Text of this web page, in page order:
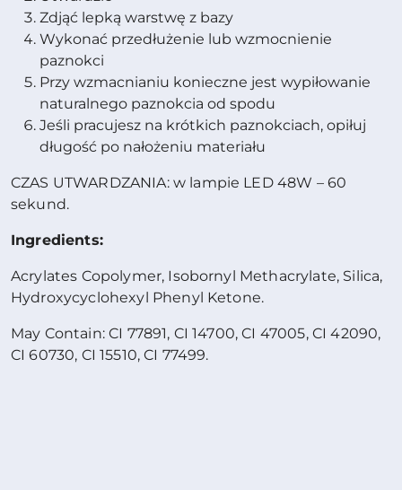
Zdjąć lepką warstwę z bazy
Wykonać przedłużenie lub wzmocnienie
paznokci
Przy wzmacnianiu konieczne jest wypiłowanie
naturalnego paznokcia od spodu
Jeśli pracujesz na krótkich paznokciach, opiłuj
długość po nałożeniu materiału
CZAS UTWARDZANIA: w lampie LED 48W – 60
sekund.
Ingredients:
Acrylates Copolymer, Isobornyl Methacrylate, Silica,
Hydroxycyclohexyl Phenyl Ketone.
May Contain: CI 77891, CI 14700, CI 47005, CI 42090,
CI 60730, CI 15510, CI 77499.